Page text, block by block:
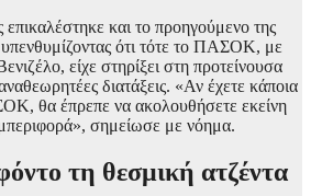
και το προηγούμενο της
ότι τότε το ΠΑΣΟΚ, με
είχε στηρίξει στη προτείνουσα
διατάξεις. «Αν έχετε κάποια
θα έπρεπε να ακολουθήσετε εκείνη
σημείωσε με νόημα.
τη θεσμική ατζέντα